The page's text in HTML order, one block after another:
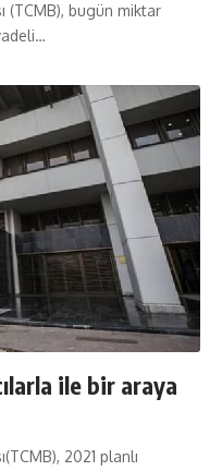
(TCMB), bugün miktar
ile bir araya
2021 planlı